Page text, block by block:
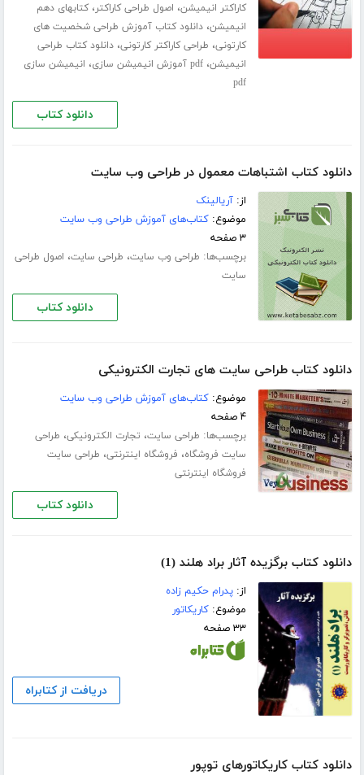
کاراکتر انیمیشن، اصول طراحی کاراکتر،کتابهای دهم
انیمیشن،دانلود کتاب آموزش طراحی شخصیت های
کارتونی، طراحی کاراکتر کارتونی،دانلود کتاب طراحی
انیمیشن،pdf آموزش انیمیشن سازی ، انیمیشن سازی
pdf
دانلود کتاب
دانلود کتاب اشتباهات معمول در طراحی وب سایت
از:آریالینک
موضوع:کتاب‌های آموزش طراحی وب سایت
۳ صفحه
برچسب‌ها: طراحی وب سایت، طراحی سایت، اصول طراحی
سایت
دانلود کتاب
دانلود کتاب طراحی سایت های تجارت الکترونیکی
موضوع:کتاب‌های آموزش طراحی وب سایت
۴ صفحه
برچسب‌ها: طراحی سایت، تجارت الکترونیکی، طراحی
سایت فروشگاه، فروشگاه اینترنتی، طراحی سایت
فروشگاه اینترنتی
دانلود کتاب
دانلود کتاب برگزیده آثار براد هلند (1)
از:پدرام حکیم زاده
موضوع:کاریکاتور
۳۳ صفحه
دریافت از کتابراه
دانلود کتاب کاریکاتورهای توپور